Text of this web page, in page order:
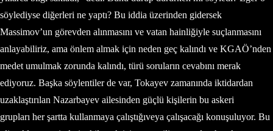
söylediyse diğerleri ne yaptı? Bu iddia üzerinden gidersek
Massimov’un görevden alınmasını ve vatan hainliğiyle suçlanmasını
anlayabiliriz, ama önlem almak için neden geç kalındı ve KGAÖ’nden
medet umulmak zorunda kalındı, türü soruların cevabını merak
ediyoruz. Başka söylentiler de var, Tokayev zamanında iktidardan
uzaklaştırılan Nazarbayev ailesinden güçlü kişilerin bu askeri
grupları her şartta kullanmaya çalıştığıveya çalışacağı konuşuluyor. Bu